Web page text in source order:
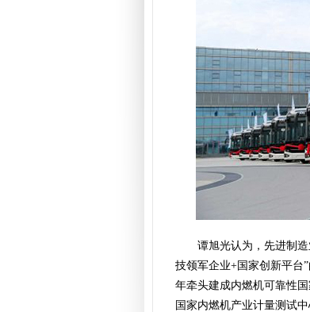
谭旭光认为，先进制
技领军企业+国家创新平台
年牵头建成内燃机可靠性
国家内燃机产业计量测试